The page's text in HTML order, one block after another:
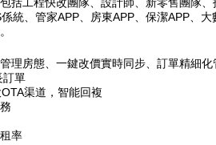
統、管家APP、房東APP、保潔APP、
理房態、一鍵改價實時同步、訂單精細
訂單
渠道，智能回複
率